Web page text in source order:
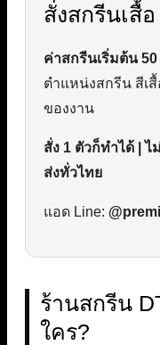
สั่งสกรีนเสื้
ค่าสกรีนเริ่มต้น
ตำแหน่งสกรีน สีเ
ของงาน
สั่ง 1 ตัวก็ทำได้ | ไ
ส่งทั่วไทย
แอด Line:
ร้านสกรีน
ใคร?